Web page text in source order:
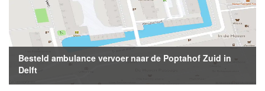
Besteld ambulance vervoer naar de Poptahof Zuid in
Delft